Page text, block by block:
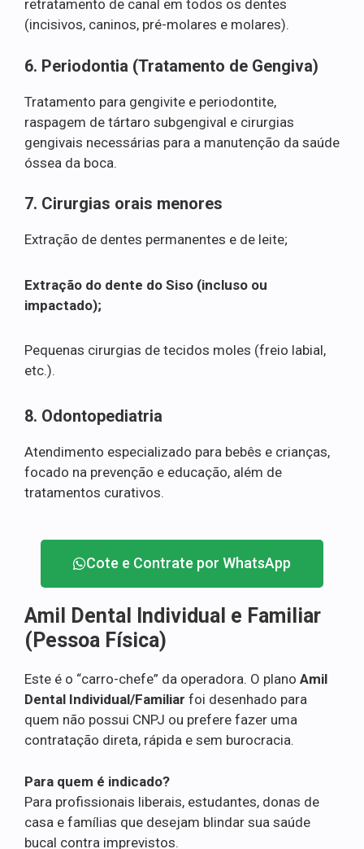
retratamento de canal em todos os dentes
(incisivos, caninos, pré-molares e molares).
6. Periodontia (Tratamento de Gengiva)
Tratamento para gengivite e periodontite,
raspagem de tártaro subgengival e cirurgias
gengivais necessárias para a manutenção da saúde
óssea da boca.
7. Cirurgias orais menores
Extração de dentes permanentes e de leite;
Extração do dente do Siso (incluso ou
impactado);
Pequenas cirurgias de tecidos moles (freio labial,
etc.).
8. Odontopediatria
Atendimento especializado para bebês e crianças,
focado na prevenção e educação, além de
tratamentos curativos.
Cote e Contrate por WhatsApp
Amil Dental Individual e Familiar
(Pessoa Física)
Este é o “carro-chefe” da operadora. O plano Amil
Dental Individual/Familiar foi desenhado para
quem não possui CNPJ ou prefere fazer uma
contratação direta, rápida e sem burocracia.
Para quem é indicado?
Para profissionais liberais, estudantes, donas de
casa e famílias que desejam blindar sua saúde
bucal contra imprevistos.